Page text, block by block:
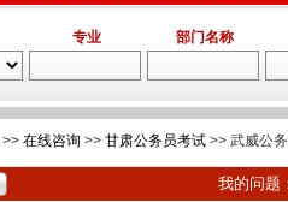
专业 部门名称
>> 在线咨询 >> 甘肃公务员考试 >> 武威公
我的问题